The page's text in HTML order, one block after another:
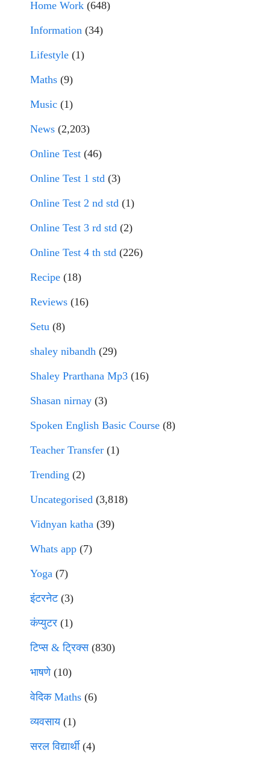
Home Work (648)
Information (34)
Lifestyle (1)
Maths (9)
Music (1)
News (2,203)
Online Test (46)
Online Test 1 std (3)
Online Test 2 nd std (1)
Online Test 3 rd std (2)
Online Test 4 th std (226)
Recipe (18)
Reviews (16)
Setu (8)
shaley nibandh (29)
Shaley Prarthana Mp3 (16)
Shasan nirnay (3)
Spoken English Basic Course (8)
Teacher Transfer (1)
Trending (2)
Uncategorised (3,818)
Vidnyan katha (39)
Whats app (7)
Yoga (7)
इंटरनेट(3)
कंप्युटर (1)
टिप्स & ट्रिक्स(830)
भाषणे(10)
वेदिक Maths (6)
व्यवसाय(1)
सरल विद्यार्थी(4)